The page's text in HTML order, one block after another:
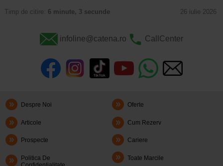
Timp de citire: 6 minute, 3 secunde 26 iulie 2026
infoline@catena.ro CallCenter
Despre Noi Oferte
Articole Cum Rezerv
Prospecte Cariere
Politica De
Toate Marcile